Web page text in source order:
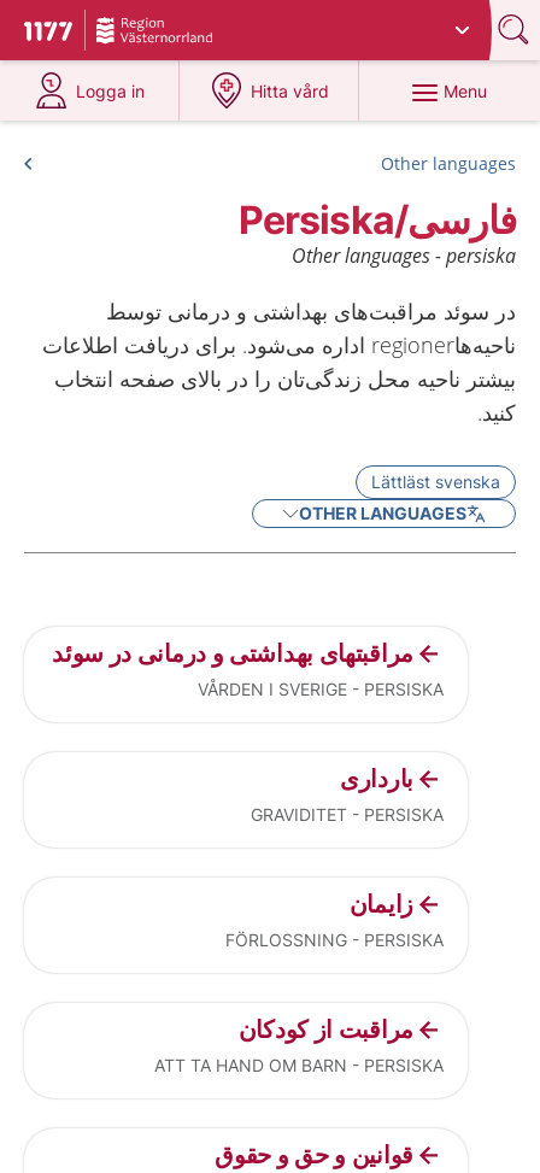
To start page for 1177
Du har valt region
Logga in
at 1177.se
Hitta vård
at 1177.se
Menu
Other languages
فارسی/Persiska
Other languages - persiska
در سوئد مراقبت‌‌های بهداشتی و درمانی توسط
ناحیه‌‌هاregioner اداره می‌‌شود. برای دریافت اطلاعات
بیشتر ناحیه محل زندگی‌‌تان را در بالای صفحه انتخاب
کنید.
Lättläst svenska
OTHER LANGUAGES
Current articlesمراقبتهای بهداشتی و درمانی در سوئد
VÅRDEN I SVERIGE - PERSISKA
بارداری
GRAVIDITET - PERSISKA
زایمان
FÖRLOSSNING - PERSISKA
مراقبت از کودکان
ATT TA HAND OM BARN - PERSISKA
قوانین و حق و حقوق